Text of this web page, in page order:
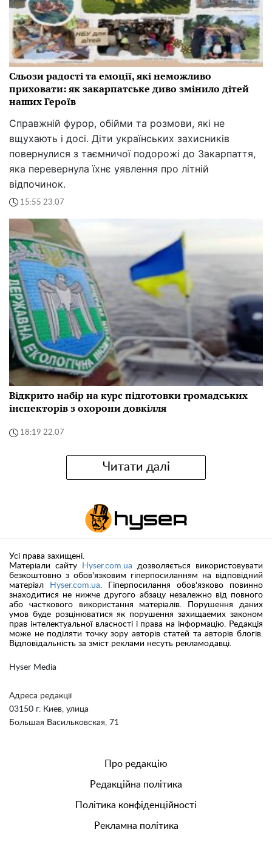
Сльози радості та емоції, які неможливо
приховати: як закарпатське диво змінило дітей
наших Героїв
Справжній фурор, обійми та розмови, які не
вщухають і досі. Діти українських захисників
повернулися з таємничої подорожі до Закарпаття,
яка перевернула їхнє уявлення про літній
відпочинок.
15:55 23.07
Відкрито набір на курс підготовки громадських
інспекторів з охорони довкілля
18:19 22.07
Читати далі
Hyser Media
Адреса редакції
03150 г. Киев, улица
Большая Васильковская, 71
Усі права захищені.
Матеріали сайту
Hyser.com.ua дозволяється використовувати
безкоштовно з обов'язковим гіперпосиланням на відповідний
матеріал
Hyser.com.ua. Гіперпосилання обов'язково повинно
знаходитися не нижче другого абзацу незалежно від повного
або часткового використання матеріалів. Порушення даних
умов буде розцінюватися як порушення захищаемих законом
прав інтелектуальної власності і права на інформацію. Редакція
може не поділяти точку зору авторів статей та авторів блогів.
Відповідальність за зміст реклами несуть рекламодавці.
Про редакцію
Редакційна політика
Політика конфіденційності
Рекламна політика